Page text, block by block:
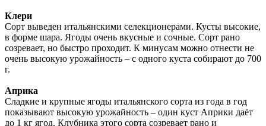
Клери
Сорт выведен итальянскими селекционерами. Кусты высокие,
в форме шара. Ягоды очень вкусные и сочные. Сорт рано
созревает, но быстро проходит. К минусам можно отнести не
очень высокую урожайность – с одного куста собирают до 700
г.
Априка
Сладкие и крупные ягоды итальянского сорта из года в год
показывают высокую урожайность – один куст Априки даёт
до 1 кг ягод. Клубника этого сорта созревает рано и